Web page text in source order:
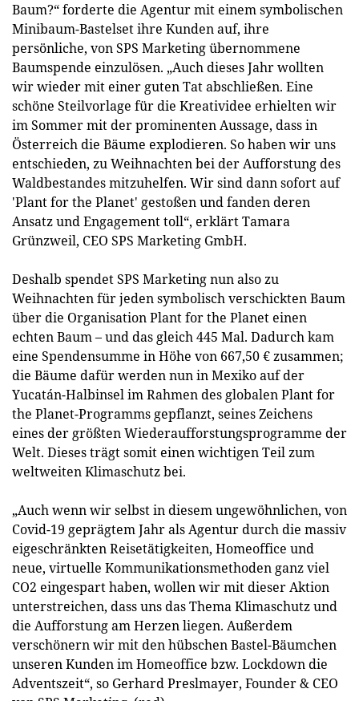
Baum?“ forderte die Agentur mit einem symbolischen
Minibaum-Bastelset ihre Kunden auf, ihre
persönliche, von SPS Marketing übernommene
Baumspende einzulösen. „Auch dieses Jahr wollten
wir wieder mit einer guten Tat abschließen. Eine
schöne Steilvorlage für die Kreatividee erhielten wir
im Sommer mit der prominenten Aussage, dass in
Österreich die Bäume explodieren. So haben wir uns
entschieden, zu Weihnachten bei der Aufforstung des
Waldbestandes mitzuhelfen. Wir sind dann sofort auf
'Plant for the Planet' gestoßen und fanden deren
Ansatz und Engagement toll“, erklärt Tamara
Grünzweil, CEO SPS Marketing GmbH.
Deshalb spendet SPS Marketing nun also zu
Weihnachten für jeden symbolisch verschickten Baum
über die Organisation Plant for the Planet einen
echten Baum – und das gleich 445 Mal. Dadurch kam
eine Spendensumme in Höhe von 667,50 € zusammen;
die Bäume dafür werden nun in Mexiko auf der
Yucatán-Halbinsel im Rahmen des globalen Plant for
the Planet-Programms gepflanzt, seines Zeichens
eines der größten Wiederaufforstungsprogramme der
Welt. Dieses trägt somit einen wichtigen Teil zum
weltweiten Klimaschutz bei.
„Auch wenn wir selbst in diesem ungewöhnlichen, von
Covid-19 geprägtem Jahr als Agentur durch die massiv
eigeschränkten Reisetätigkeiten, Homeoffice und
neue, virtuelle Kommunikationsmethoden ganz viel
CO2 eingespart haben, wollen wir mit dieser Aktion
unterstreichen, dass uns das Thema Klimaschutz und
die Aufforstung am Herzen liegen. Außerdem
verschönern wir mit den hübschen Bastel-Bäumchen
unseren Kunden im Homeoffice bzw. Lockdown die
Adventszeit“, so Gerhard Preslmayer, Founder & CEO